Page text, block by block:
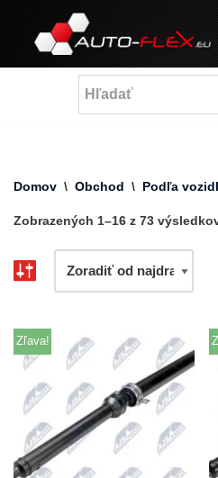
Prejsť
na
Domov \ Obchod \ Podľa
Zobrazených 1–16 z 73
Zľava!